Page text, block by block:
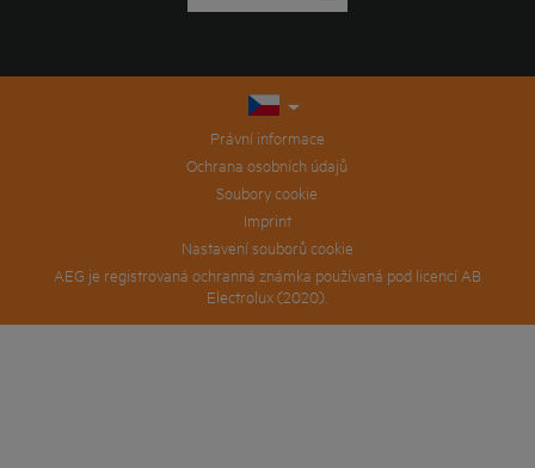
Právní informace
Ochrana osobních údajů
Soubory cookie
Imprint
Nastavení souborů cookie
AEG je registrovaná ochranná známka používaná pod licencí AB
Electrolux (2020).